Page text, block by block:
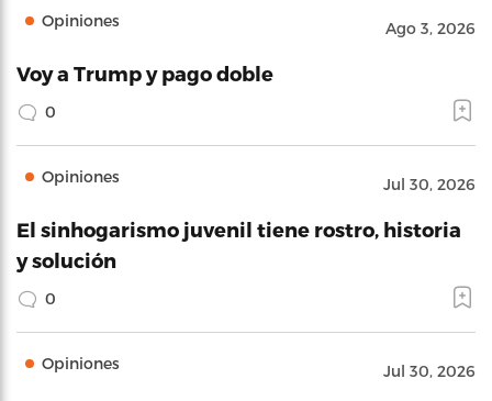
Opiniones Ago 3, 2026
Voy a Trump y pago doble
0
Opiniones Jul 30, 2026
El sinhogarismo juvenil tiene rostro, historia
y solución
0
Opiniones Jul 30, 2026